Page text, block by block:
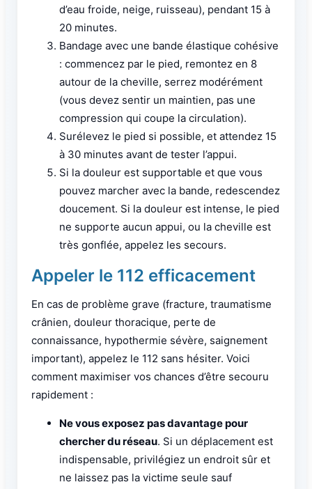
d’eau froide, neige, ruisseau), pendant 15 à
20 minutes.
Bandage avec une bande élastique cohésive
: commencez par le pied, remontez en 8
autour de la cheville, serrez modérément
(vous devez sentir un maintien, pas une
compression qui coupe la circulation).
Surélevez le pied si possible, et attendez 15
à 30 minutes avant de tester l’appui.
Si la douleur est supportable et que vous
pouvez marcher avec la bande, redescendez
doucement. Si la douleur est intense, le pied
ne supporte aucun appui, ou la cheville est
très gonflée, appelez les secours.
Appeler le 112 efficacement
En cas de problème grave (fracture, traumatisme
crânien, douleur thoracique, perte de
connaissance, hypothermie sévère, saignement
important), appelez le 112 sans hésiter. Voici
comment maximiser vos chances d’être secouru
rapidement :
Ne vous exposez pas davantage pour
chercher du réseau. Si un déplacement est
indispensable, privilégiez un endroit sûr et
ne laissez pas la victime seule sauf